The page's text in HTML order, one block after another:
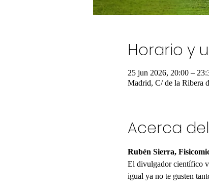
Horario y
25 jun 2026, 20:00 –
Madrid, C/ de la Ribera
Acerca
Rubén Sierra,
El divulgador científico
igual ya no te gusten